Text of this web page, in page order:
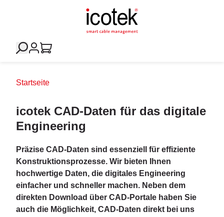
Startseite
icotek CAD-Daten für das digitale
Engineering
Präzise CAD-Daten sind essenziell für effiziente
Konstruktionsprozesse. Wir bieten Ihnen
hochwertige Daten, die digitales Engineering
einfacher und schneller machen. Neben dem
direkten Download über CAD-Portale haben Sie
auch die Möglichkeit, CAD-Daten direkt bei uns